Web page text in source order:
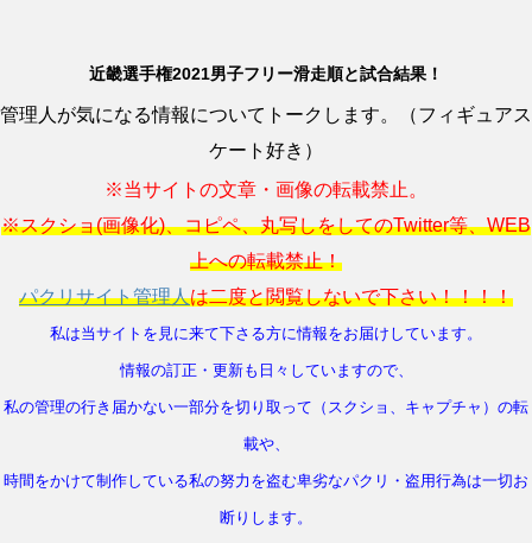
近畿選手権2021男子フリー滑走順と試合結果！
管理人が気になる情報についてトークします。（フィギュアス
ケート好き）
※当サイトの文章・画像の転載禁止。
※スクショ(画像化)、コピペ、丸写しをしてのTwitter等、WEB
上への転載禁止！
パクリサイト管理人は二度と閲覧しないで下さい！！！！
私は当サイトを見に来て下さる方に情報をお届けしています。
情報の訂正・更新も日々していますので、
私の管理の行き届かない一部分を切り取って（スクショ、キャプチャ）の転
載や、
時間をかけて制作している私の努力を盗む卑劣なパクリ・盗用行為は一切お
断りします。